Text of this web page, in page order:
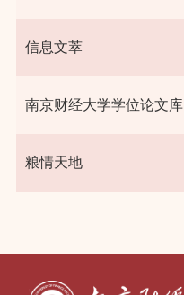
信息文萃
南京财经大学学位论文库
粮情天地